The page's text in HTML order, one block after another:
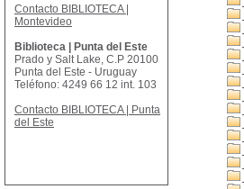
Contacto BIBLIOTECA |
Montevideo
Biblioteca | Punta del Este
Prado y Salt Lake, C.P 20100
Punta del Este - Uruguay
Teléfono: 4249 66 12 int. 103
Contacto BIBLIOTECA | Punta
del Este